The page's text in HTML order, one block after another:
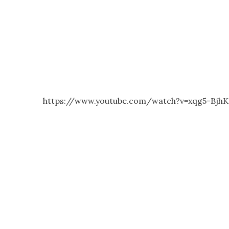
https://www.youtube.com/watch?v=xqg5-